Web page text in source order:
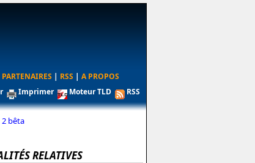
PARTENAIRES | RSS | A PROPOS
Imprimer Moteur TLD RSS
2 bêta
RELATIVES